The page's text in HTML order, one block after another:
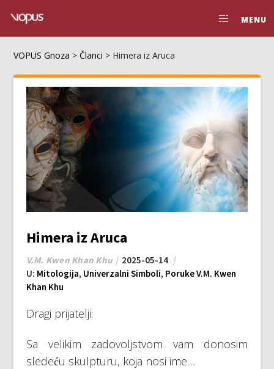
MENU
VOPUS Gnoza >Članci > Himera iz Aruca
Himera iz Aruca
V.M. Kwen Khan Khu
2025-05-14
U: Mitologija, Univerzalni Simboli, Poruke V.M. Kwen
Khan Khu
Dragi prijatelji:
Sa velikim zadovoljstvom vam donosim
sledeću skulpturu, koja nosi ime…